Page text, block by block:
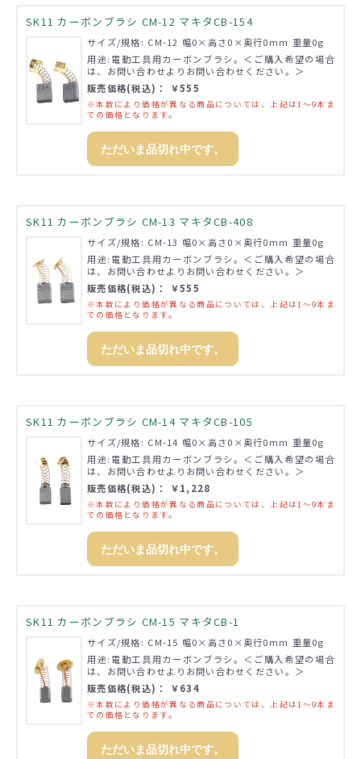
SK11 カーボンブラシ CM-12 マキタCB-154
サイズ/規格: CM-12 幅0×高さ0×奥行0mm 重量0g
用途:電動工具用カーボンブラシ。＜ご購入希望の場合
は、お問い合わせよりお問い合わせください。＞
販売価格(税込)： ￥555
※本数により価格が異なる商品については、上記は1～9本ま
での価格となります。
ただいま品切れ中です。
SK11 カーボンブラシ CM-13 マキタCB-408
サイズ/規格: CM-13 幅0×高さ0×奥行0mm 重量0g
用途:電動工具用カーボンブラシ。＜ご購入希望の場合
は、お問い合わせよりお問い合わせください。＞
販売価格(税込)： ￥555
※本数により価格が異なる商品については、上記は1～9本ま
での価格となります。
ただいま品切れ中です。
SK11 カーボンブラシ CM-14 マキタCB-105
サイズ/規格: CM-14 幅0×高さ0×奥行0mm 重量0g
用途:電動工具用カーボンブラシ。＜ご購入希望の場合
は、お問い合わせよりお問い合わせください。＞
販売価格(税込)： ￥1,228
※本数により価格が異なる商品については、上記は1～9本ま
での価格となります。
ただいま品切れ中です。
SK11 カーボンブラシ CM-15 マキタCB-1
サイズ/規格: CM-15 幅0×高さ0×奥行0mm 重量0g
用途:電動工具用カーボンブラシ。＜ご購入希望の場合
は、お問い合わせよりお問い合わせください。＞
販売価格(税込)： ￥634
※本数により価格が異なる商品については、上記は1～9本ま
での価格となります。
ただいま品切れ中です。